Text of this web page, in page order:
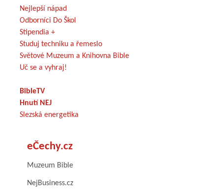
Nejlepší nápad
Odborníci Do Škol
Stipendia +
Studuj techniku a řemeslo
Světové Muzeum a Knihovna Bible
Uč se a vyhraj!
BibleTV
Hnutí NEJ
Slezská energetika
eČechy.cz
Muzeum Bible
NejBusiness.cz